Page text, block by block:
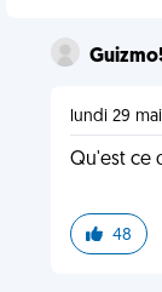
lundi 29 mai
Qu'est ce
48